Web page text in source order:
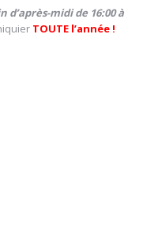
midi de 16:00 à
TOUTE l’année !